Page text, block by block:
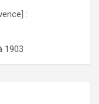
:
1903